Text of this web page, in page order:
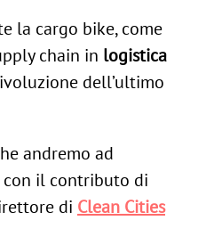
la cargo bike, come
chain in logistica
dell’ultimo
andremo ad
il contributo di
di Clean Cities